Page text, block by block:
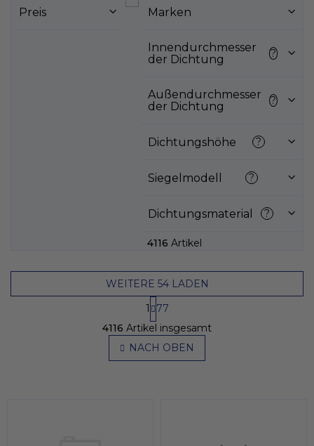
Preis Marken
Innendurchmesser
der Dichtung
?
Außendurchmesser
der Dichtung
?
Dichtungshöhe ?
Siegelmodell ?
Dichtungsmaterial ?
4116 Artikel
S
t
e
u
WEITERE 54 LADEN
P
a
g
i
n
i
1
77
4116 Artikel insgesamt
NACH OBEN